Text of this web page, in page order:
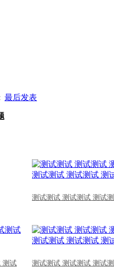
最后发表
测试测试 测试测试 测试
测试 测试测试 测试测试 测试